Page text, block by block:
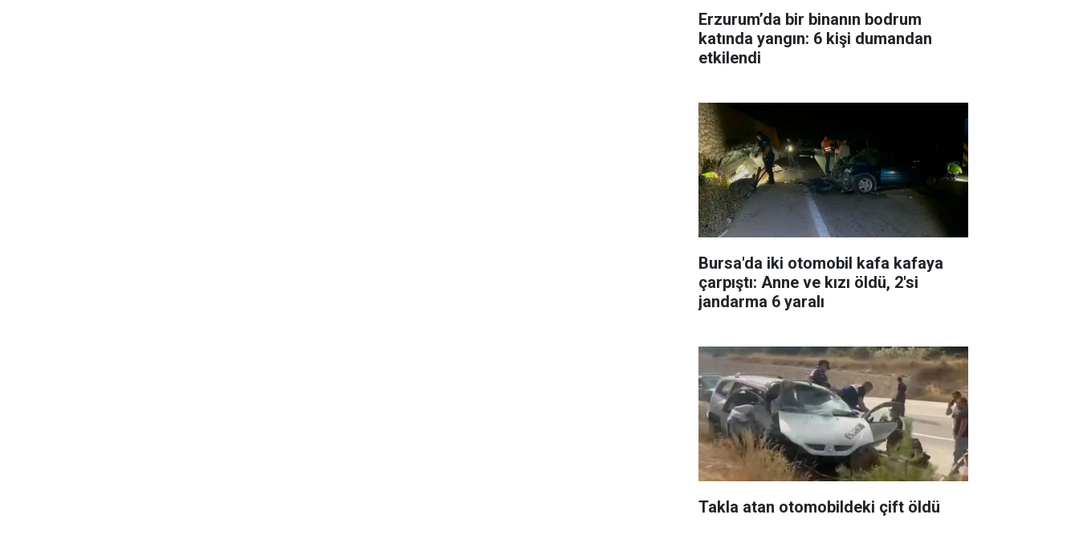
Erzurum’da bir binanın bodrum
katında yangın: 6 kişi dumandan
etkilendi
Bursa'da iki otomobil kafa kafaya
çarpıştı: Anne ve kızı öldü, 2'si
jandarma 6 yaralı
Takla atan otomobildeki çift öldü